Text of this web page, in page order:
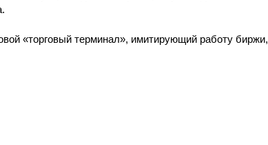
«торговый терминал», имитирующий работу биржи,